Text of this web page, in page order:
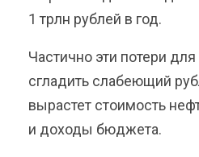
1 трлн рублей в год.
Частично эти потери
сгладить слабеющий
вырастет стоимость
и доходы бюджета.